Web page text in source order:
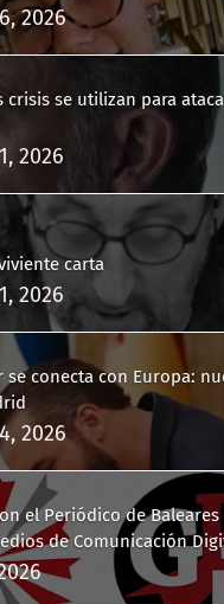
2026
crisis se utilizan para
2026
carta
2026
se conecta con Europa:
2026
el Periódico de Baleares
de Comunicación